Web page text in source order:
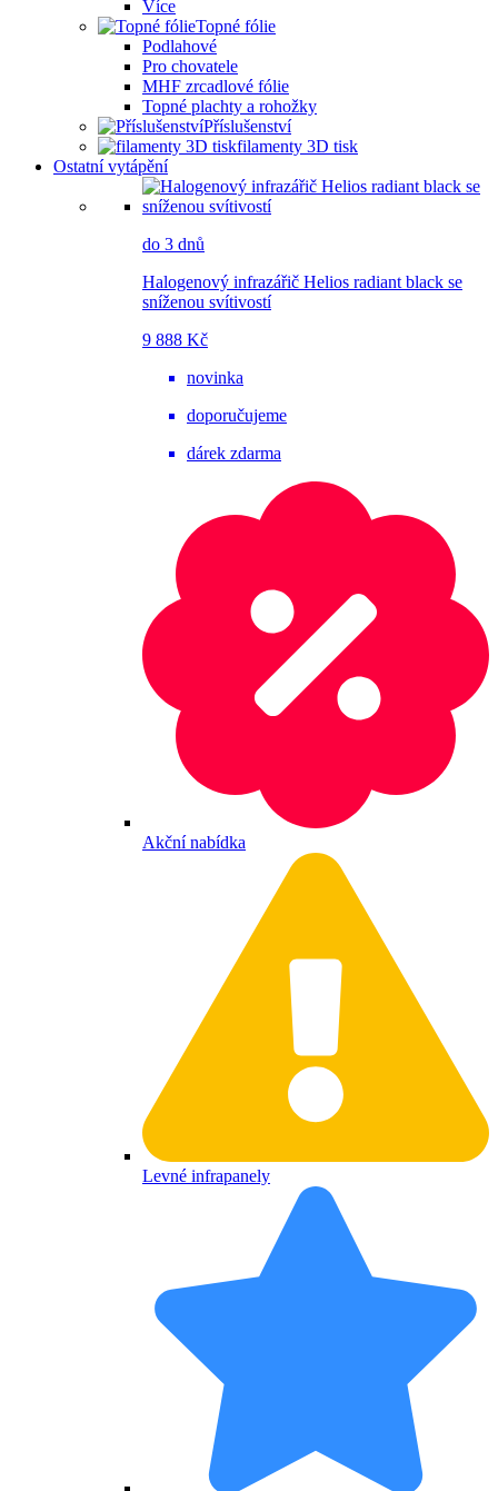
Více
Topné fólie
Podlahové
Pro chovatele
MHF zrcadlové fólie
Topné plachty a rohožky
Příslušenství
filamenty 3D tisk
Ostatní vytápění
do 3 dnů
Halogenový infrazářič Helios radiant black se
sníženou svítivostí
9 888 Kč
novinka
doporučujeme
dárek zdarma
Akční nabídka
Levné infrapanely